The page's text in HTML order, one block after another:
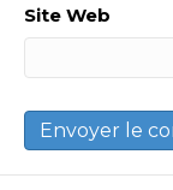
Site Web